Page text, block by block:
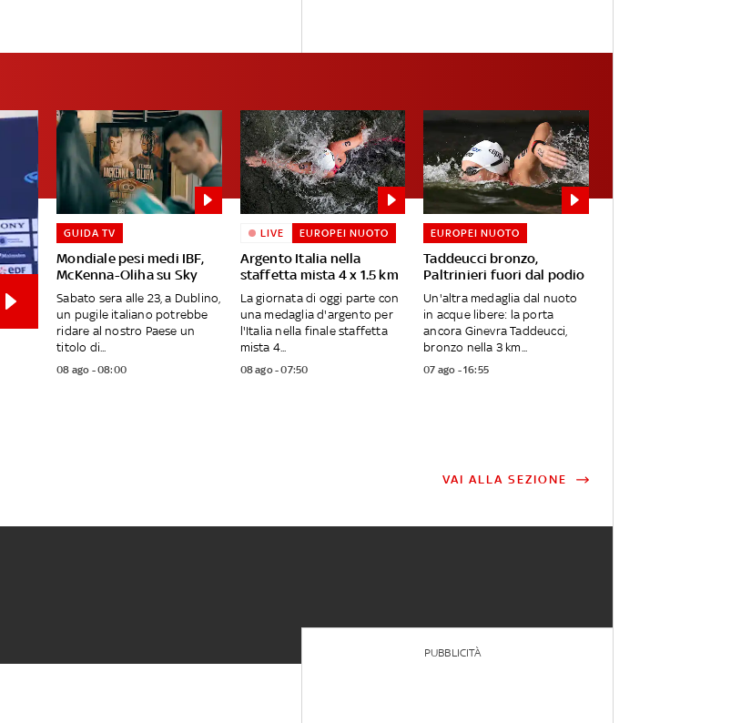
Mondiale pesi medi IBF,
McKenna-Oliha su Sky
GUIDA TV
Sabato sera alle 23, a Dublino,
un pugile italiano potrebbe
ridare al nostro Paese un
titolo di...
08 ago - 08:00
Argento Italia nella
staffetta mista 4 x 1.5 km
LIVE EUROPEI NUOTO
La giornata di oggi parte con
una medaglia d'argento per
l'Italia nella finale staffetta
mista 4...
08 ago - 07:50
Taddeucci bronzo,
Paltrinieri fuori dal podio
EUROPEI NUOTO
Un'altra medaglia dal nuoto
in acque libere: la porta
ancora Ginevra Taddeucci,
bronzo nella 3 km...
07 ago - 16:55
VAI ALLA SEZIONE
PUBBLICITÀ